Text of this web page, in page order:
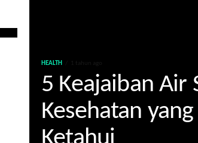
HEALTH
5 Keajaiban Air
Kesehatan